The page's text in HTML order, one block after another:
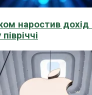
наростив дохід